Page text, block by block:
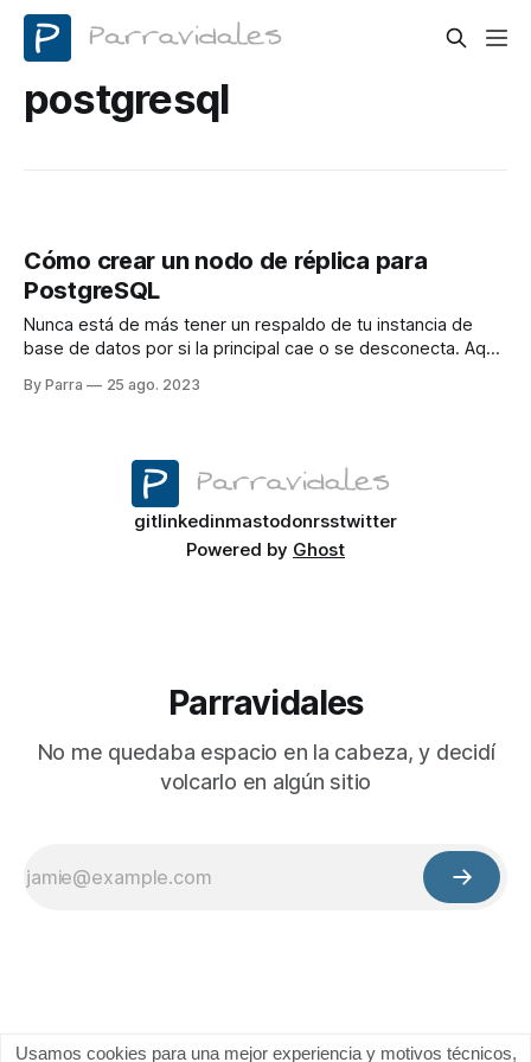
postgresql
Cómo crear un nodo de réplica para
PostgreSQL
Nunca está de más tener un respaldo de tu instancia de
base de datos por si la principal cae o se desconecta. Aquí
By Parra 25 ago. 2023
gitlinkedinmastodonrsstwitter
Powered by Ghost
Parravidales
No me quedaba espacio en la cabeza, y decidí
volcarlo en algún sitio
Usamos cookies para una mejor experiencia y motivos técnicos,